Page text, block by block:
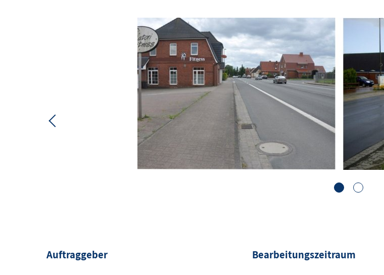
2
Auftraggeber Bearbeitungszeitraum